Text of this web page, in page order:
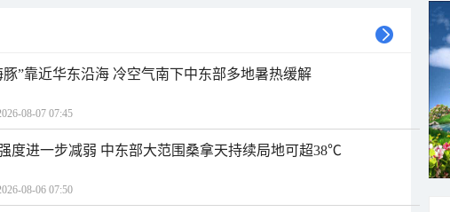
豚”靠近华东沿海 冷空气南下中东部多地暑热缓解
08-07 07:45
度进一步减弱 中东部大范围桑拿天持续局地可超38℃
08-06 07:50